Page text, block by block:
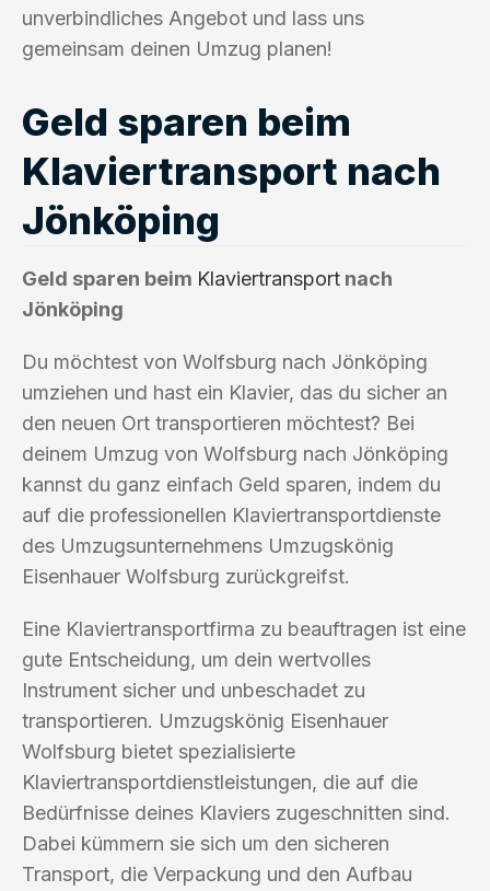
unverbindliches Angebot und lass uns
gemeinsam deinen Umzug planen!
Geld sparen beim
Klaviertransport nach
Jönköping
Geld sparen beim Klaviertransport nach
Jönköping
Du möchtest von Wolfsburg nach Jönköping
umziehen und hast ein Klavier, das du sicher an
den neuen Ort transportieren möchtest? Bei
deinem Umzug von Wolfsburg nach Jönköping
kannst du ganz einfach Geld sparen, indem du
auf die professionellen Klaviertransportdienste
des Umzugsunternehmens Umzugskönig
Eisenhauer Wolfsburg zurückgreifst.
Eine Klaviertransportfirma zu beauftragen ist eine
gute Entscheidung, um dein wertvolles
Instrument sicher und unbeschadet zu
transportieren. Umzugskönig Eisenhauer
Wolfsburg bietet spezialisierte
Klaviertransportdienstleistungen, die auf die
Bedürfnisse deines Klaviers zugeschnitten sind.
Dabei kümmern sie sich um den sicheren
Transport, die Verpackung und den Aufbau